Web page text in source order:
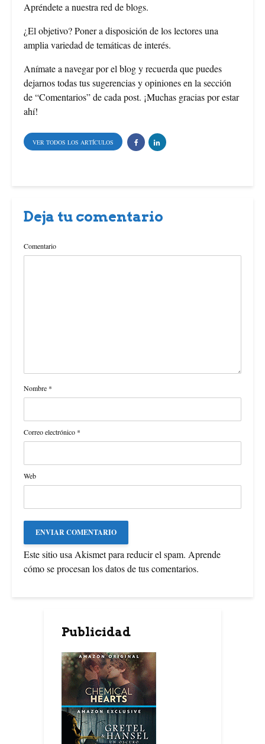
Apréndete a nuestra red de blogs.
¿El objetivo? Poner a disposición de los lectores una
amplia variedad de temáticas de interés.
Anímate a navegar por el blog y recuerda que puedes
dejarnos todas tus sugerencias y opiniones en la sección
de “Comentarios” de cada post. ¡Muchas gracias por estar
ahí!
VER TODOS LOS ARTÍCULOS
Deja tu comentario
Comentario
Nombre *
Correo electrónico *
Web
Este sitio usa Akismet para reducir el spam. Aprende
cómo se procesan los datos de tus comentarios.
Publicidad